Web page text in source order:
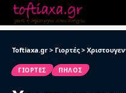
Toftiaxa.gr > Γιορτές>
ΓΙΟΡΤΈΣ ΠΗΛΌΣ